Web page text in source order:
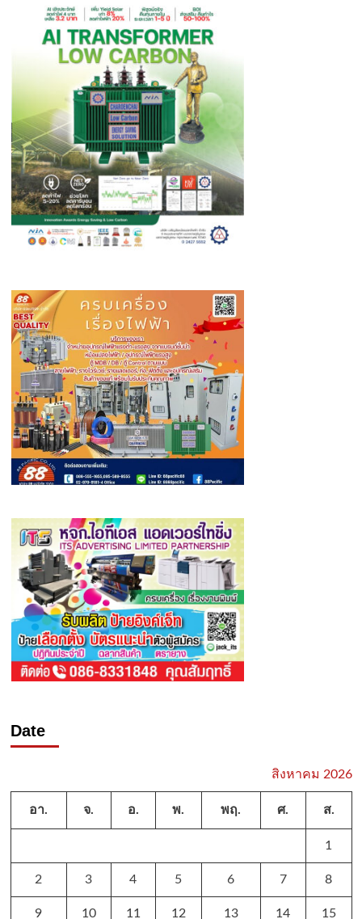
Date
สิงหาคม 2026
อา. จ. อ. พ. พฤ. ศ. ส.
1
2 3 4 5 6 7 8
9 10 11 12 13 14 15